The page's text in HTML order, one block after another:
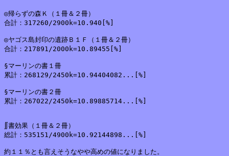
◎帰らずの森Ｋ（１冊＆２冊）
合計：317260/2900k=10.940[%]
◎ヤゴス島封印の遺跡Ｂ１Ｆ（１冊＆２冊）
合計：217891/2000k=10.89455[%]
§マーリンの書１冊
累計：268129/2450k=10.94404082...[%]
§マーリンの書２冊
累計：267022/2450k=10.89885714...[%]
∬書効果（１冊＆２冊）
総計：535151/4900k=10.92144898...[%]
約１１％とも言えそうなやや高めの値になりました。